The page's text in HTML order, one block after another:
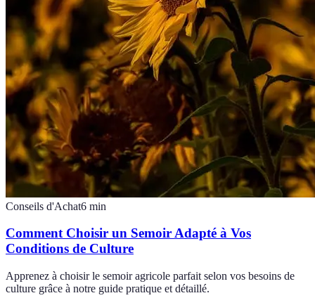
Conseils d'Achat6 min
Comment Choisir un Semoir Adapté à Vos
Conditions de Culture
Apprenez à choisir le semoir agricole parfait selon vos besoins de
culture grâce à notre guide pratique et détaillé.